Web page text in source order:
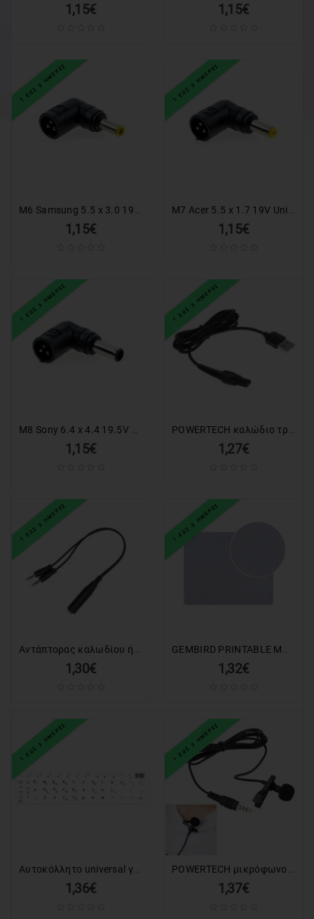
1,15€ 1,15€
1 ΕΩΣ 3 ΗΜΕΡΕΣ
1,15€
1 ΕΩΣ 3 ΗΜΕΡΕΣ
1,15€
1 ΕΩΣ 3 ΗΜΕΡΕΣ
1,15€
1 ΕΩΣ 3 ΗΜΕΡΕΣ
1,27€
1 ΕΩΣ 3 ΗΜΕΡΕΣ
1,30€
1 ΕΩΣ 3 ΗΜΕΡΕΣ
1,32€
1 ΕΩΣ 3 ΗΜΕΡΕΣ
Αυτοκόλλητο universal για πληκτρολόγιο notebook, White (0.11mm)
1,36€
1 ΕΩΣ 3 ΗΜΕΡΕΣ
1,37€